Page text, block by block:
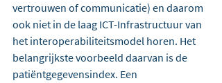
vertrouwen of communicatie) en daarom
ook niet in de laag ICT-Infrastructuur van
het interoperabiliteitsmodel horen. Het
belangrijkste voorbeeld daarvan is de
patiëntgegevensindex. Een